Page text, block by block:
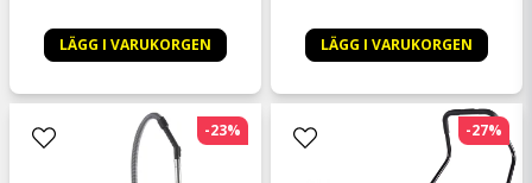
LÄGG I VARUKORGEN LÄGG I VARUKORGEN
-23% -27%